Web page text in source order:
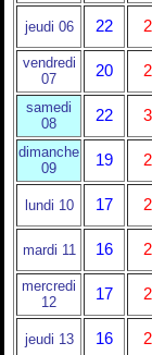
jeudi 06 22
vendredi
07
20
samedi
08
22
dimanche
09
19
lundi 10 17
mardi 11 16
mercredi
12
17
jeudi 13 16